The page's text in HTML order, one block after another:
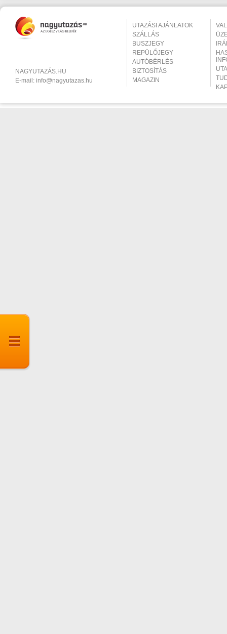
NAGYUTAZÁS.HU
E-mail: info@nagyutazas.hu
UTAZÁSI AJÁNLATOK
SZÁLLÁS
BUSZJEGY
REPÜLŐJEGY
AUTÓBÉRLÉS
BIZTOSÍTÁS
MAGAZIN